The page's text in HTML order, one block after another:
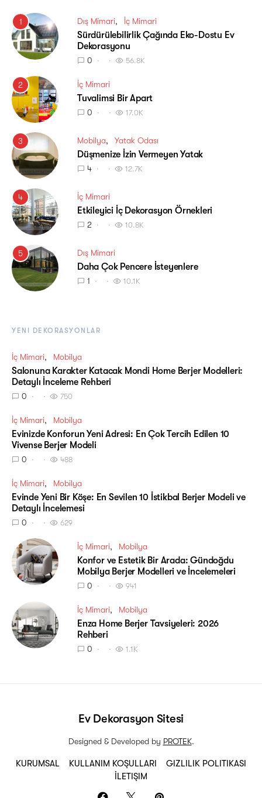
1 Dış Mimari İç Mimari
Sürdürülebilirlik Çağında Eko-Dostu Ev
Dekorasyonu
0 56.8K
2 İç Mimari
Tuvalimsi Bir Apart
0 17.0K
3 Mobilya Yatak Odası
Düşmenize İzin Vermeyen Yatak
4 12.7K
4 İç Mimari
Etkileyici İç Dekorasyon Örnekleri
2 10.8K
5 Dış Mimari
Daha Çok Pencere İsteyenlere
1 10.1K
YENI DEKORASYONLAR
İç Mimari Mobilya
Salonuna Karakter Katacak Mondi Home Berjer Modelleri:
Detaylı İnceleme Rehberi
0 750
İç Mimari Mobilya
Evinizde Konforun Yeni Adresi: En Çok Tercih Edilen 10
Vivense Berjer Modeli
0 488
İç Mimari Mobilya
Evinde Yeni Bir Köşe: En Sevilen 10 İstikbal Berjer Modeli ve
Detaylı İncelemesi
0 629
İç Mimari Mobilya
Konfor ve Estetik Bir Arada: Gündoğdu
Mobilya Berjer Modelleri ve İncelemeleri
0 941
İç Mimari Mobilya
Enza Home Berjer Tavsiyeleri: 2026
Rehberi
0 1.1K
KURUMSAL KULLANIM KOŞULLARI
GIZLILIK POLITIKASI
İLETIŞIM
Ev Dekorasyon Sitesi
Designed & Developed by PROTEK.